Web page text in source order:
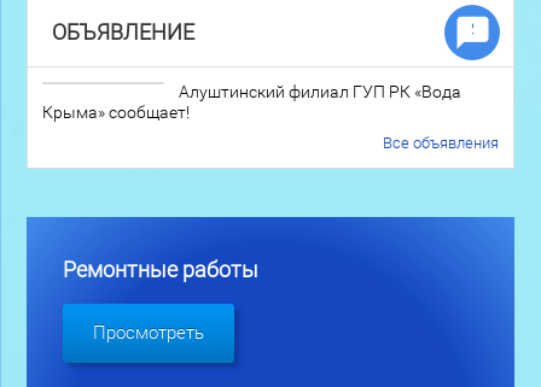
ОБЪЯВЛЕНИЕ
Алуштинский филиал ГУП РК «Вода
Крыма» сообщает!
Все объявления
Ремонтные работы
Просмотреть